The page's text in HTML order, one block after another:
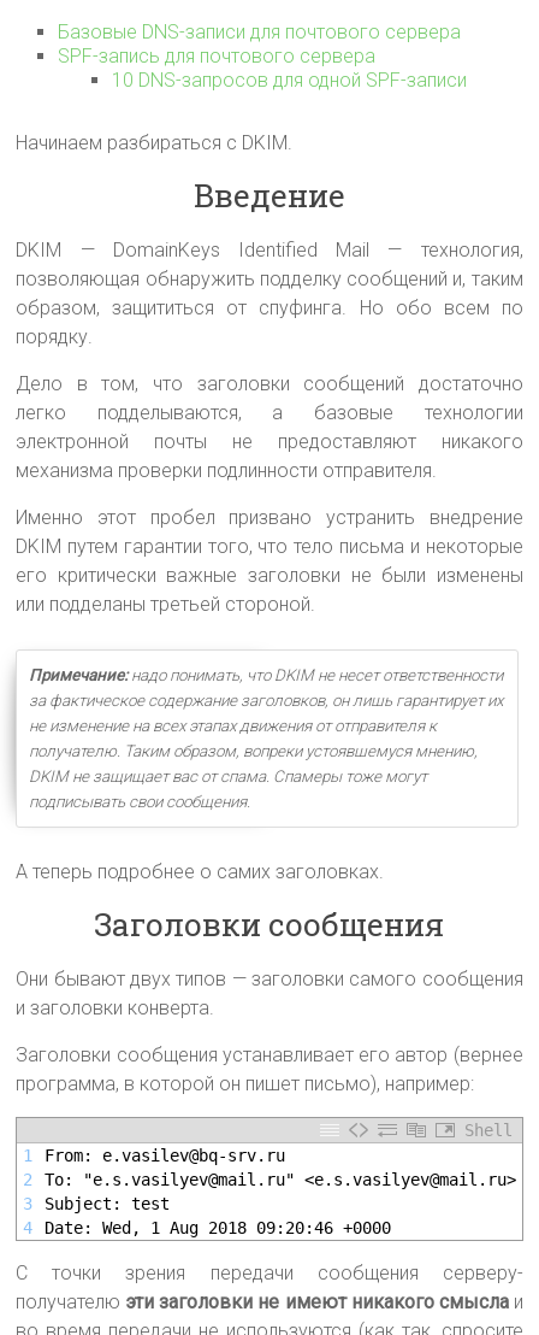
Базовые DNS-записи для почтового сервера
SPF-запись для почтового сервера
10 DNS-запросов для одной SPF-записи
Начинаем разбираться с DKIM.
Введение
DKIM — DomainKeys Identified Mail — технология,
позволяющая обнаружить подделку сообщений и, таким
образом, защититься от спуфинга. Но обо всем по
порядку.
Дело в том, что заголовки сообщений достаточно
легко подделываются, а базовые технологии
электронной почты не предоставляют никакого
механизма проверки подлинности отправителя.
Именно этот пробел призвано устранить внедрение
DKIM путем гарантии того, что тело письма и некоторые
его критически важные заголовки не были изменены
или подделаны третьей стороной.
Примечание:надо понимать, что DKIM не несет ответственности
за фактическое содержание заголовков, он лишь гарантирует их
не изменение на всех этапах движения от отправителя к
получателю. Таким образом, вопреки устоявшемуся мнению,
DKIM не защищает вас от спама. Спамеры тоже могут
подписывать свои сообщения.
А теперь подробнее о самих заголовках.
Заголовки сообщения
Они бывают двух типов — заголовки самого сообщения
и заголовки конверта.
Заголовки сообщения устанавливает его автор (вернее
программа, в которой он пишет письмо), например:
Shell
1
2
3
4
From: e.vasilev@bq-srv.ru
To: "e.s.vasilyev@mail.ru" <e.s.vasilyev@mail.ru>
Subject: test
Date: Wed, 1 Aug 2018 09:20:46 +0000
С точки зрения передачи сообщения серверу-
получателю эти заголовки не имеют никакого смыслаи